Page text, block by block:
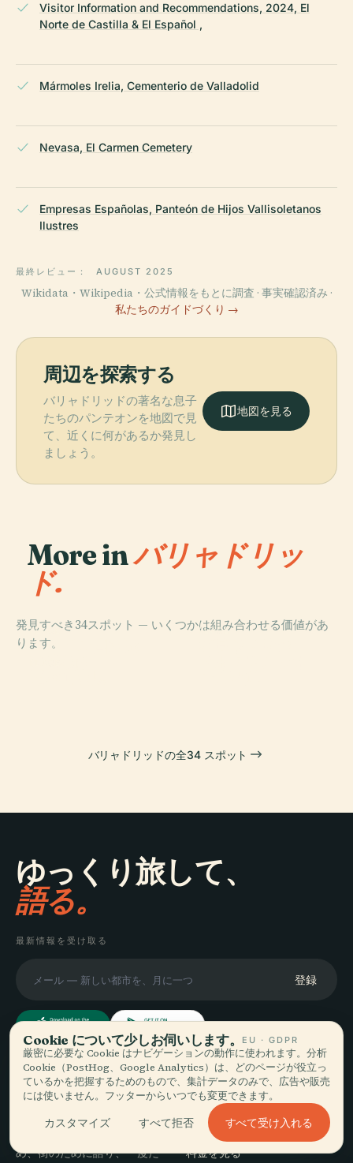
Visitor Information and Recommendations, 2024, El
Norte de Castilla & El Español ,
Mármoles Irelia, Cementerio de Valladolid
Nevasa, El Carmen Cemetery
Empresas Españolas, Panteón de Hijos Vallisoletanos
Ilustres
最終レビュー： AUGUST 2025
Wikidata・Wikipedia・公式情報をもとに調査 · 事実確認済み ·
私たちのガイドづくり →
周辺を探索する
バリャドリッドの著名な息子
たちのパンテオンを地図で見
て、近くに何があるか発見し
ましょう。
地図を見る
More inバリャドリッ
ド.
発見すべき34スポット — いくつかは組み合わせる価値があ
ります。
PLACE
スペイン国立彫
PLACE
PLACE
バリャドリッドの全34 スポット
ゆっくり旅して、
語る。
最新情報を受け取る
登録
Audiala
あなたの本当の歩き方に寄り
め、街のために語り、一度だ
探索
目的地
ガイド
旅のヒント
料金を見る
Cookie について少しお伺いします。 EU · GDPR
厳密に必要な Cookie はナビゲーションの動作に使われます。分析
Cookie（PostHog、Google Analytics）は、どのページが役立っ
ているかを把握するためのもので、集計データのみで、広告や販売
には使いません。フッターからいつでも変更できます。
カスタマイズ すべて拒否 すべて受け入れる